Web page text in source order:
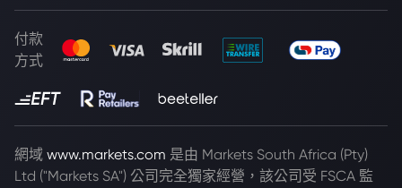
付款
方式
網域 www.markets.com 是由 Markets South Africa (Pty)
Ltd ("Markets SA") 公司完全獨家經營，該公司受 FSCA 監